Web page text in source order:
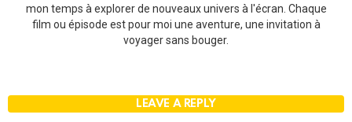
mon temps à explorer de nouveaux univers à l'écran. Chaque
film ou épisode est pour moi une aventure, une invitation à
voyager sans bouger.
LEAVE A REPLY